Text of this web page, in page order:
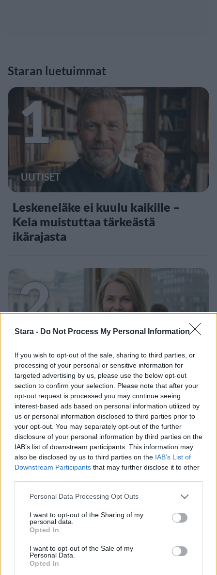
Stara - Do Not Process My Personal Information
If you wish to opt-out of the sale, sharing to third parties, or
processing of your personal or sensitive information for
targeted advertising by us, please use the below opt-out
section to confirm your selection. Please note that after your
opt-out request is processed you may continue seeing
interest-based ads based on personal information utilized by
us or personal information disclosed to third parties prior to
your opt-out. You may separately opt-out of the further
disclosure of your personal information by third parties on the
IAB’s list of downstream participants. This information may
also be disclosed by us to third parties on the IAB’s List of
Downstream Participants that may further disclose it to other
Personal Data Processing Opt Outs
I want to opt-out of the Sharing of my
personal data.
Opted In
I want to opt-out of the Sale of my
Personal Data.
Opted In
Staran luetuimmat
1
UUTISET
Leskeneläke ei kuulu kaikille –
Kela muistuttaa tärkeästä
ikärajasta
2
UUTISET
Työnantaja ei hyväksynyt
etälääkärin
sairauslomatodistuksia – neljälle
ei maksettu sairausajan palkkaa
3
MATKAILU